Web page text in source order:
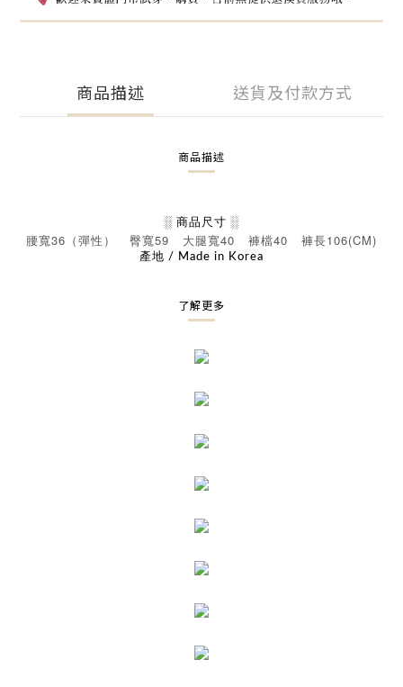
商品描述 送貨及付款方式
商品描述
░ 商品尺寸 ░
腰寬36 （彈性） 臀寬59 大腿寬40 褲檔40 褲長106(CM)
產地 / Made in Korea
了解更多